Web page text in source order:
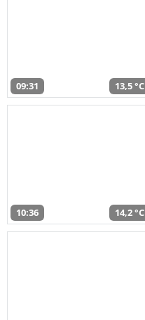
09:31 13,5 °C
10:36 14,2 °C